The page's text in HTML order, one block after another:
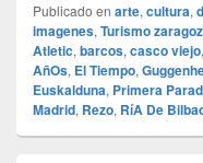
Publicado en arte, cultura,
imagenes, Turismo
Atletic, barcos, casco viejo,
AñOs, El Tiempo,
Euskalduna, Primera
Madrid, Rezo, RíA De